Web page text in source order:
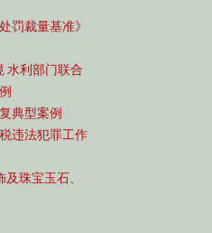
罚裁量基准》
水利部门联合
典型案例
违法犯罪工作
珠宝玉石、